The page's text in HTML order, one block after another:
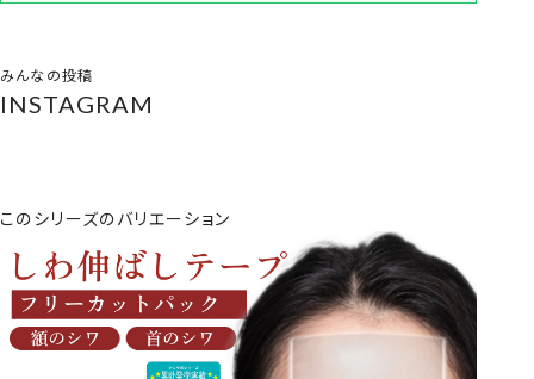
みんなの投稿
INSTAGRAM
このシリーズのバリエーション